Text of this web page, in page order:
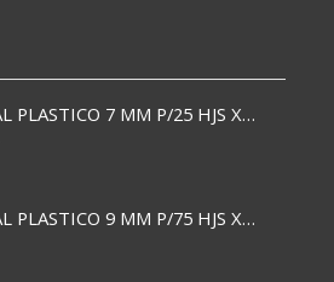
ESPIRAL PLASTICO 7 MM P/25 HJS X50x3000
ESPIRAL PLASTICO 9 MM P/75 HJS X50X2400